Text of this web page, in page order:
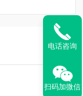
电话咨询
扫码加微信